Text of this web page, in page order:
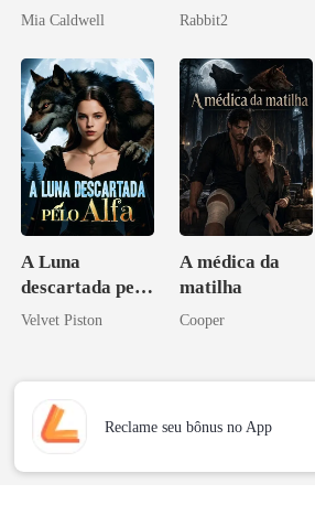
Mia Caldwell
bilionária
Rabbit2
A Luna
descartada pelo
Alfa
Velvet Piston
A médica da
matilha
Cooper
Reclame seu bônus no App